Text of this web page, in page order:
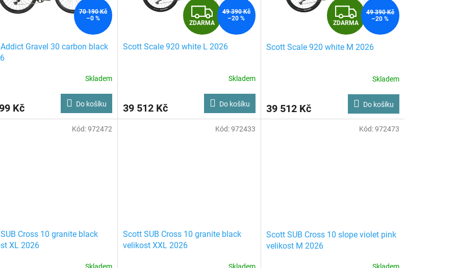
70 190 Kč
–0 %
Gravel 30 carbon black
Skladem
Kč Do košíku
Z
D
A
M
A
ZDARMA
49 390 Kč
–20 %
Scott Scale 920 white L 2026
Skladem
39 512 Kč Do košíku
Z
D
A
M
A
ZDARMA
49 390 Kč
–20 %
Scott Scale 920 white M 2026
Skladem
39 512 Kč Do košíku
Cross 10 granite black
XL 2026
Skladem
Kód:972472
Scott SUB Cross 10 granite black
velikost XXL 2026
Skladem
Kód:972433
Scott SUB Cross 10 slope violet pink
velikost M 2026
Kód:972473